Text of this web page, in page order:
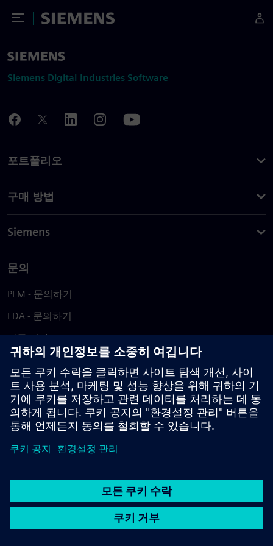
Toggle Menu
Siemens
Siemens Digital Industries Software
포트폴리오
구매 방법
Siemens
문의
PLM - 문의하기
EDA - 문의하기
각국 지사
지원 센터
피드백 제공
저작권침해 보고
© Siemens
2026
고발